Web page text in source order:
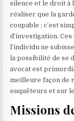
silence et le droit à
réaliser que la
coupable ; c’est
d’investigation.
l’individu ne
la possibilité de se
avocat est
meilleure façon de
enquêteurs et sur
Missions